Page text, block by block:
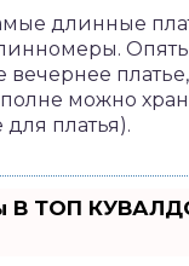
длинные
можно
для платья).
В ТОП